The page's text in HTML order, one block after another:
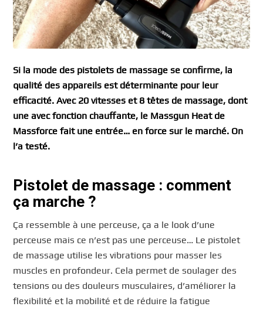
Si la mode des pistolets de massage se confirme, la
qualité des appareils est déterminante pour leur
efficacité. Avec 20 vitesses et 8 têtes de massage, dont
une avec fonction chauffante, le Massgun Heat de
Massforce fait une entrée… en force sur le marché. On
l’a testé.
Pistolet de massage : comment
ça marche ?
Ça ressemble à une perceuse, ça a le look d’une
perceuse mais ce n’est pas une perceuse… Le pistolet
de massage utilise les vibrations pour masser les
muscles en profondeur. Cela permet de soulager des
tensions ou des douleurs musculaires, d’améliorer la
flexibilité et la mobilité et de réduire la fatigue